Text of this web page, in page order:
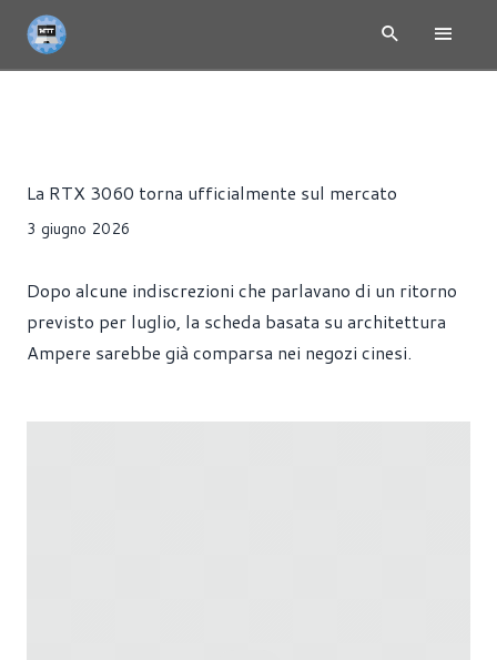
La RTX 3060 torna ufficialmente sul mercato
3 giugno 2026
Dopo alcune indiscrezioni che parlavano di un ritorno
previsto per luglio, la scheda basata su architettura
Ampere sarebbe già comparsa nei negozi cinesi.